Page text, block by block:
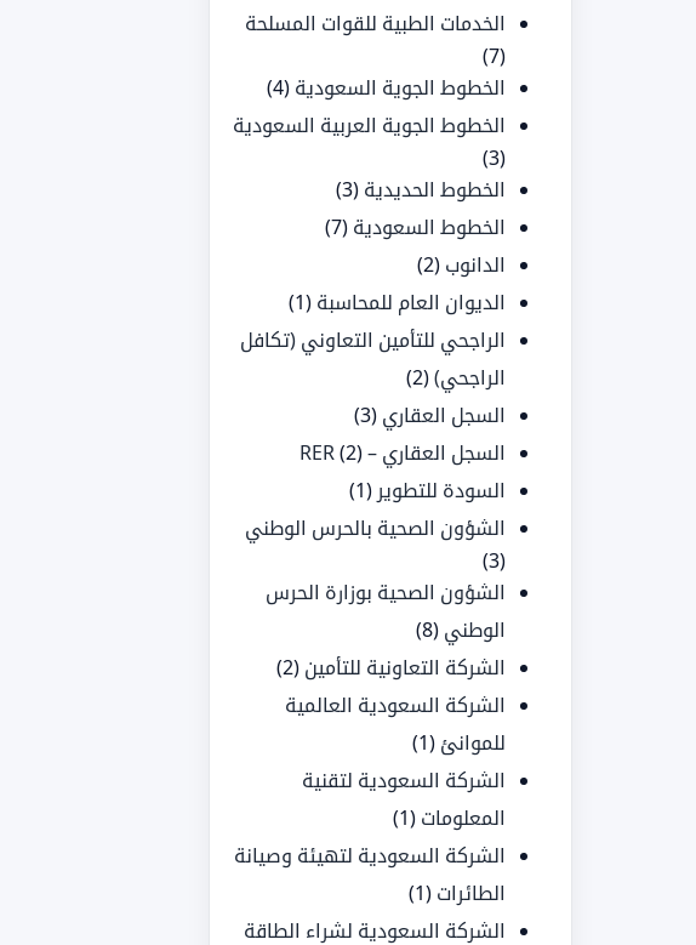
الخدمات الطبية للقوات المسلحة
(7)
الخطوط الجوية السعودية (4)
الخطوط الجوية العربية السعودية
(3)
الخطوط الحديدية (3)
الخطوط السعودية (7)
الدانوب (2)
الديوان العام للمحاسبة (1)
الراجحي للتأمين التعاوني (تكافل
الراجحي)(2)
السجل العقاري (3)
السجل العقاري – RER(2)
السودة للتطوير (1)
الشؤون الصحية بالحرس الوطني
(3)
الشؤون الصحية بوزارة الحرس
الوطني (8)
الشركة التعاونية للتأمين (2)
الشركة السعودية العالمية
للموانئ (1)
الشركة السعودية لتقنية
المعلومات (1)
الشركة السعودية لتهيئة وصيانة
الطائرات (1)
الشركة السعودية لشراء الطاقة